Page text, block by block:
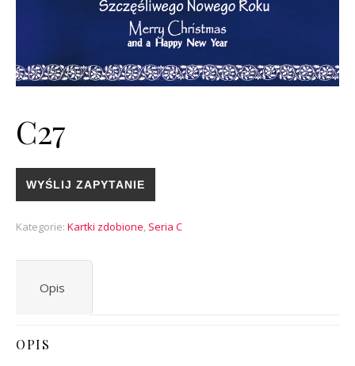
C27
WYŚLIJ ZAPYTANIE
Kategorie: Kartki zdobione, Seria C
Opis
OPIS